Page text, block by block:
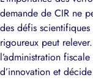
demande de CIR ne
des défis
rigoureux peut
l’administration
d’innovation et